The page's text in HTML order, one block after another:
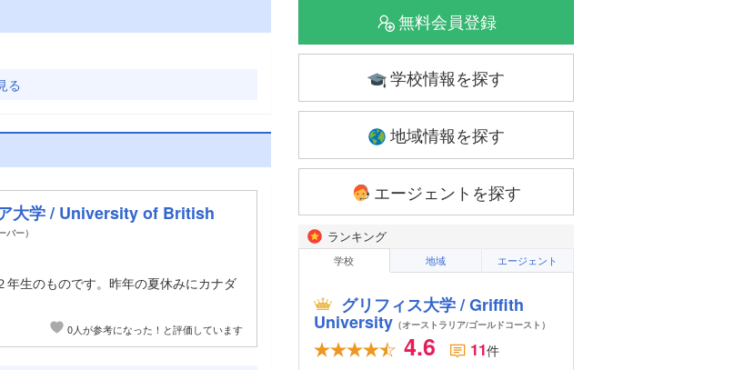
る
大学 / University of British
バー）
生のものです。昨年の夏休みにカナダ
0人が参考になった！と評価しています
無料会員登録
学校情報を探す
地域情報を探す
エージェントを探す
ランキング
学校 地域 エージェント
グリフィス大学 / Griffith
University（オーストラリア/ゴールドコースト）
4.6 11件